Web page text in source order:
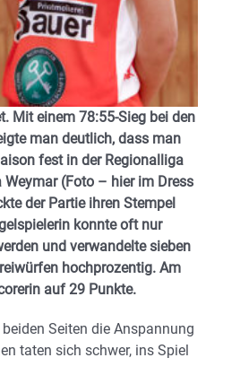
Mit einem 78:55-Sieg bei den
man deutlich, dass man
fest in der Regionalliga
Weymar (Foto – hier im Dress
der Partie ihren Stempel
konnte oft nur
und verwandelte sieben
hochprozentig. Am
auf 29 Punkte.
Seiten die Anspannung
taten sich schwer, ins Spiel